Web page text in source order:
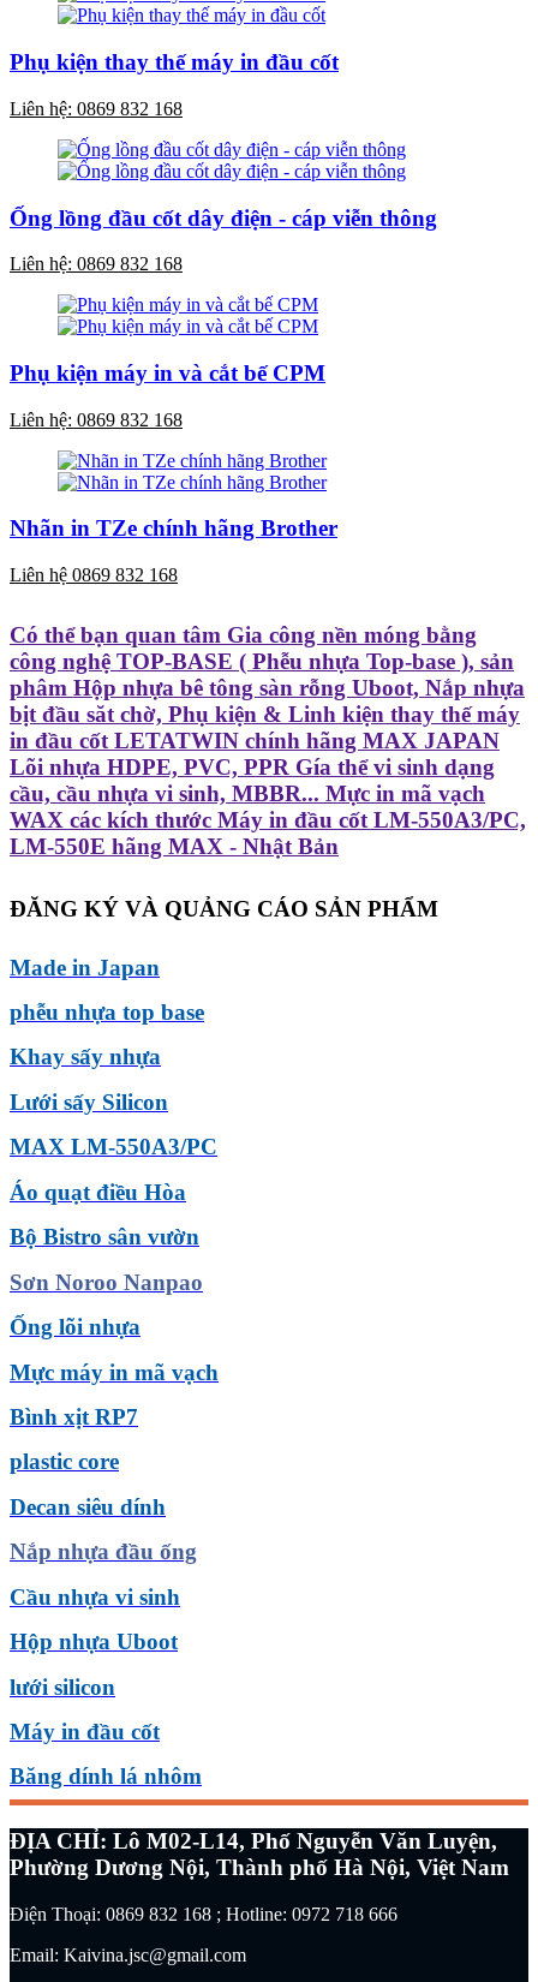
Phụ kiện thay thế máy in đầu cốt
Liên hệ: 0869 832 168
Ống lồng đầu cốt dây điện - cáp viễn thông
Liên hệ: 0869 832 168
Phụ kiện máy in và cắt bế CPM
Liên hệ: 0869 832 168
Nhãn in TZe chính hãng Brother
Liên hệ 0869 832 168
Có thể bạn quan tâm Gia công nền móng bằng
công nghệ TOP-BASE ( Phễu nhựa Top-base ), sản
phâm Hộp nhựa bê tông sàn rỗng Uboot, Nắp nhựa
bịt đầu săt chờ, Phụ kiện & Linh kiện thay thế máy
in đầu cốt LETATWIN chính hãng MAX JAPAN
Lõi nhựa HDPE, PVC, PPR Gía thể vi sinh dạng
cầu, cầu nhựa vi sinh, MBBR... Mực in mã vạch
WAX các kích thước Máy in đầu cốt LM-550A3/PC,
LM-550E hãng MAX - Nhật Bản
ĐĂNG KÝ VÀ QUẢNG CÁO SẢN PHẨM
Made in Japan
phễu nhựa top base
Khay sấy nhựa
Lưới sấy Silicon
MAX LM-550A3/PC
Áo quạt điều Hòa
Bộ Bistro sân vườn
Sơn Noroo Nanpao
Ống lõi nhựa
Mực máy in mã vạch
Bình xịt RP7
plastic core
Decan siêu dính
Nắp nhựa đầu ống
Cầu nhựa vi sinh
Hộp nhựa Uboot
lưới silicon
Máy in đầu cốt
Băng dính lá nhôm
ĐỊA CHỈ: Lô M02-L14, Phố Nguyễn Văn Luyện,
Phường Dương Nội, Thành phố Hà Nội, Việt Nam
Điện Thoại: 0869 832 168 ; Hotline: 0972 718 666
Email: Kaivina.jsc@gmail.com